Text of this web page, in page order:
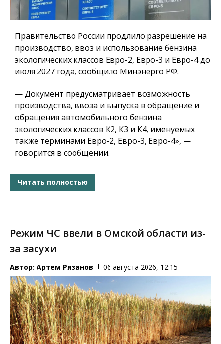
Правительство России продлило разрешение на
производство, ввоз и использование бензина
экологических классов Евро-2, Евро-3 и Евро-4 до
июля 2027 года, сообщило Минэнерго РФ.
— Документ предусматривает возможность
производства, ввоза и выпуска в обращение и
обращения автомобильного бензина
экологических классов К2, К3 и К4, именуемых
также терминами Евро-2, Евро-3, Евро-4», —
говорится в сообщении.
Читать полностью
Режим ЧС ввели в Омской области из-
за засухи
Автор: Артем Рязанов 06 августа 2026, 12:15